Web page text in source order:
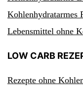
Kohlenhydratarmes
Lebensmittel ohne
LOW CARB
Rezepte ohne